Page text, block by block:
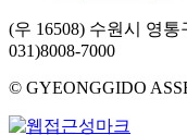
(우 16508) 수원시 영
031)8008-7000
© GYEONGGIDO